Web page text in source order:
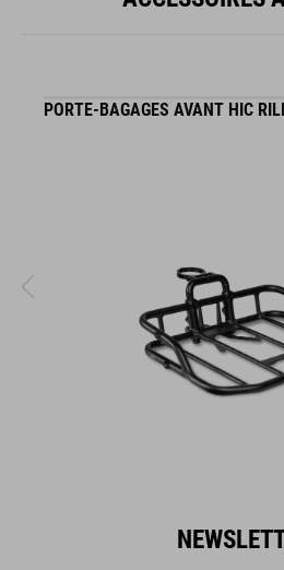
PORTE-BAGAGES AVANT HIC